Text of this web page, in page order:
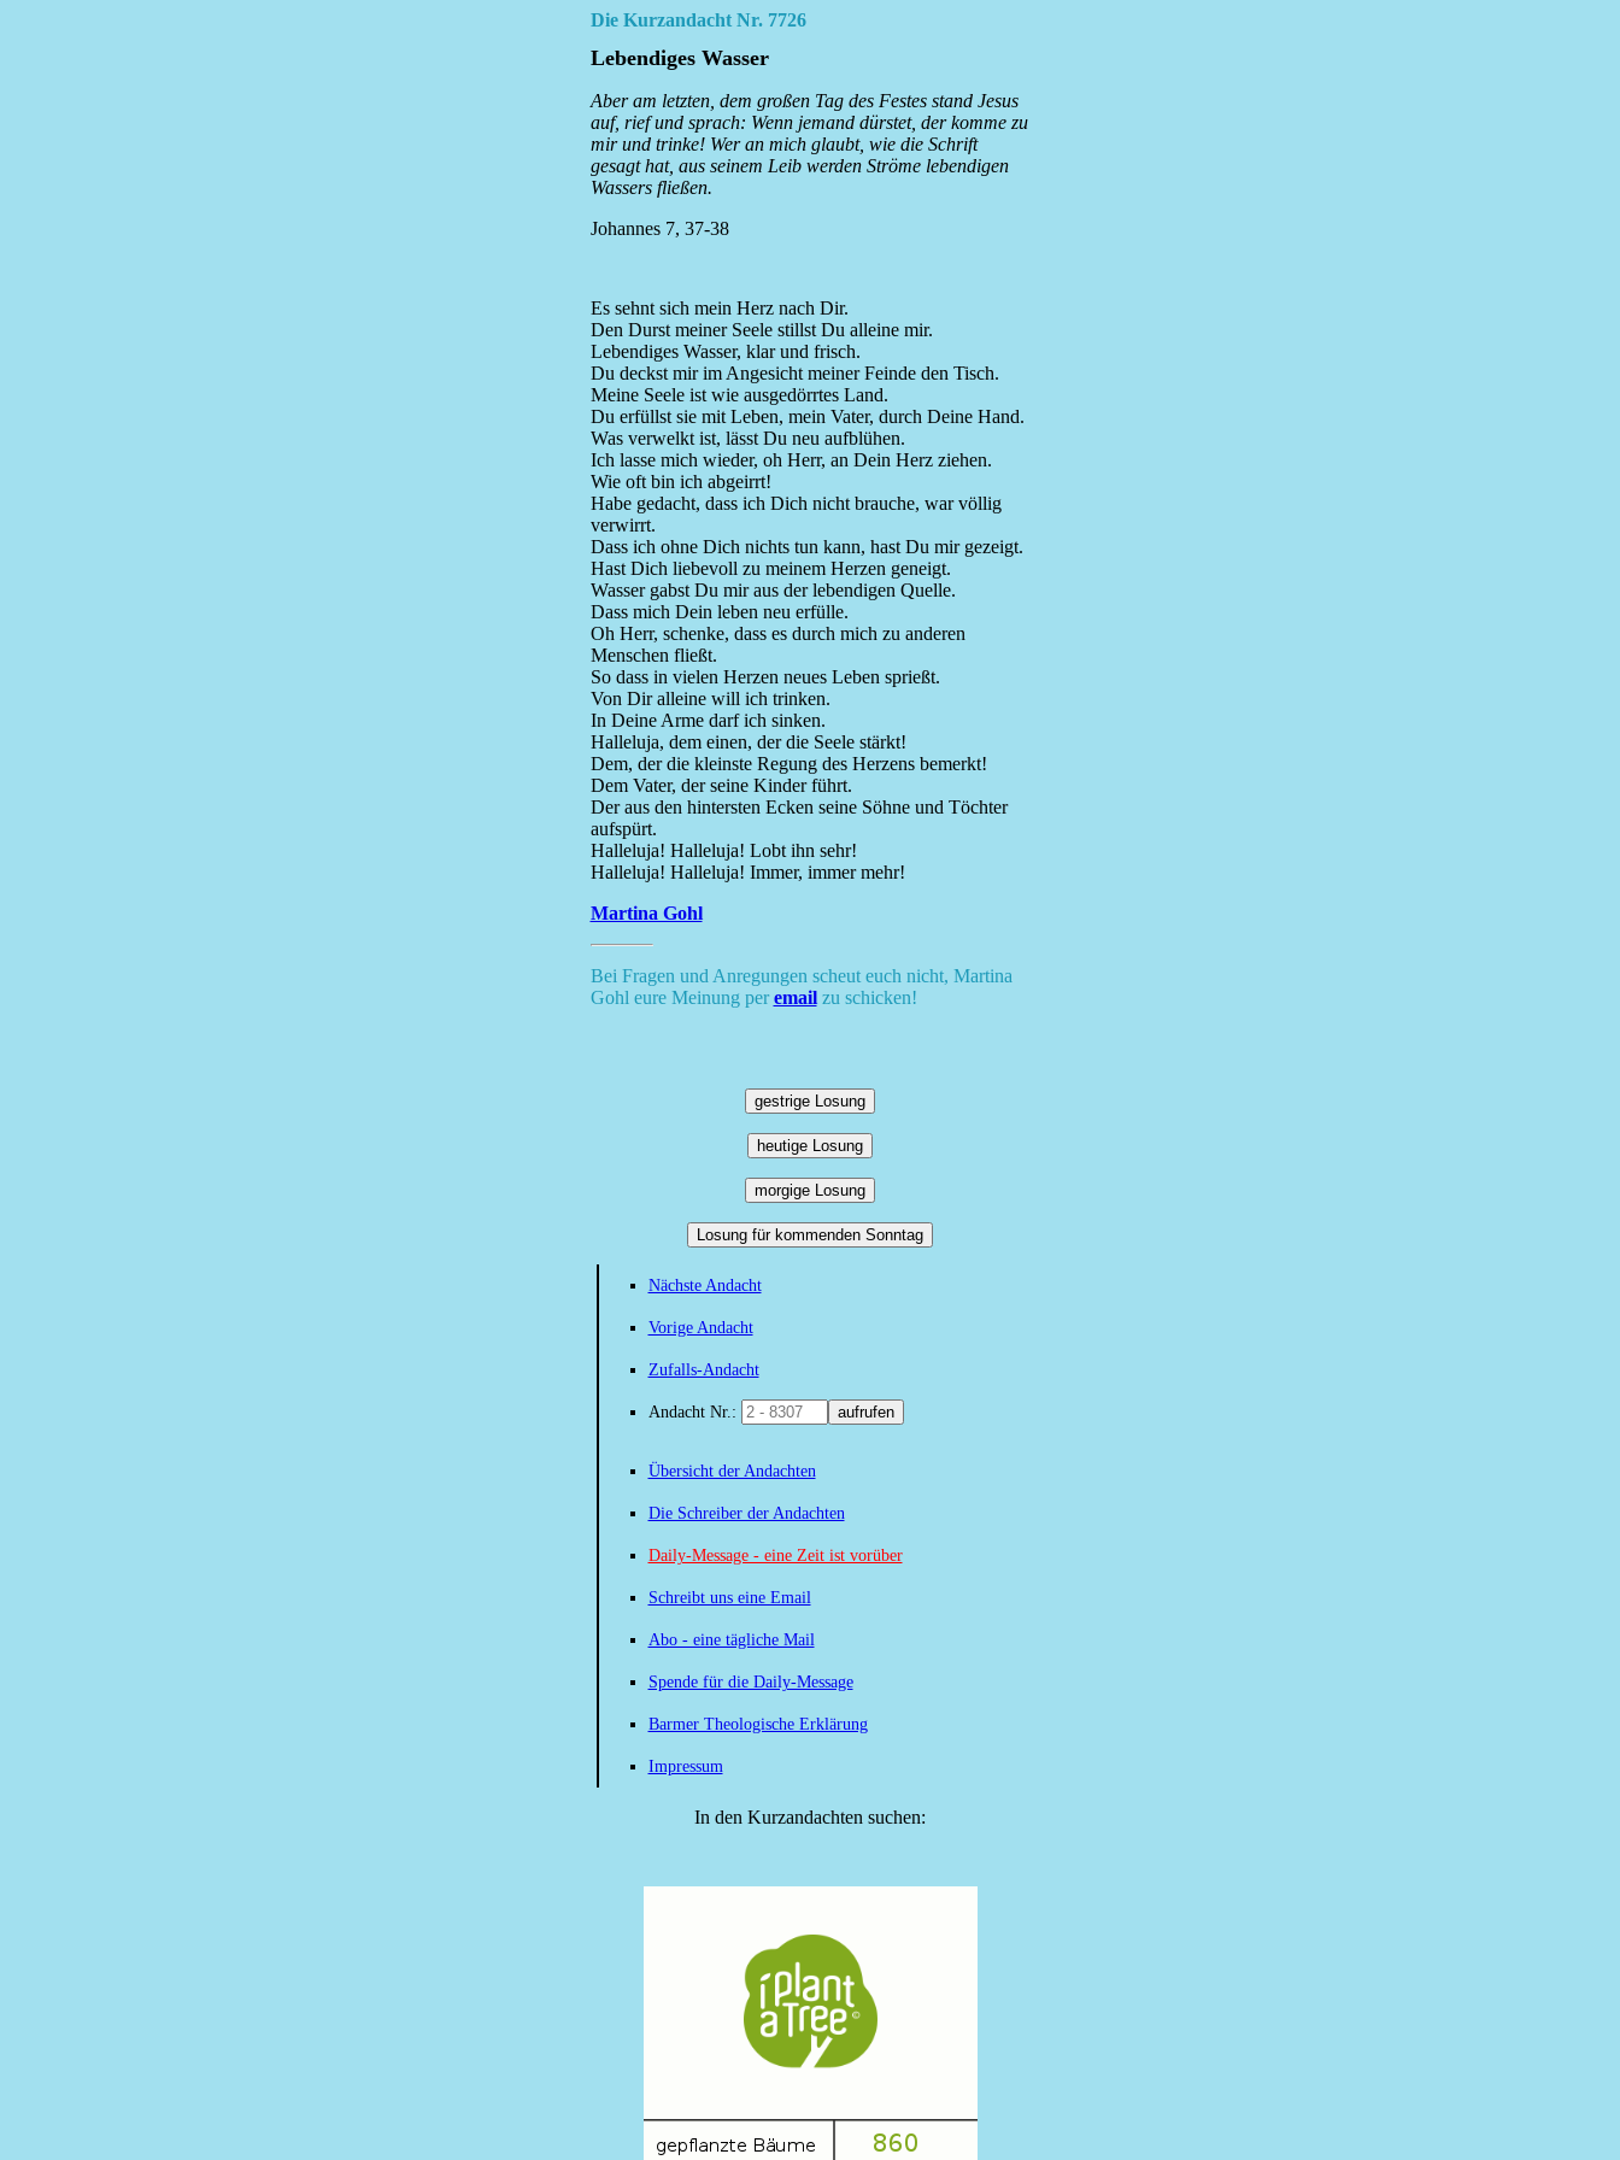
Die Kurzandacht Nr. 7726
Lebendiges Wasser
Aber am letzten, dem großen Tag des Festes stand Jesus
auf, rief und sprach: Wenn jemand dürstet, der komme zu
mir und trinke! Wer an mich glaubt, wie die Schrift
gesagt hat, aus seinem Leib werden Ströme lebendigen
Wassers fließen.
Johannes 7, 37-38
Es sehnt sich mein Herz nach Dir.
Den Durst meiner Seele stillst Du alleine mir.
Lebendiges Wasser, klar und frisch.
Du deckst mir im Angesicht meiner Feinde den Tisch.
Meine Seele ist wie ausgedörrtes Land.
Du erfüllst sie mit Leben, mein Vater, durch Deine Hand.
Was verwelkt ist, lässt Du neu aufblühen.
Ich lasse mich wieder, oh Herr, an Dein Herz ziehen.
Wie oft bin ich abgeirrt!
Habe gedacht, dass ich Dich nicht brauche, war völlig
verwirrt.
Dass ich ohne Dich nichts tun kann, hast Du mir gezeigt.
Hast Dich liebevoll zu meinem Herzen geneigt.
Wasser gabst Du mir aus der lebendigen Quelle.
Dass mich Dein leben neu erfülle.
Oh Herr, schenke, dass es durch mich zu anderen
Menschen fließt.
So dass in vielen Herzen neues Leben sprießt.
Von Dir alleine will ich trinken.
In Deine Arme darf ich sinken.
Halleluja, dem einen, der die Seele stärkt!
Dem, der die kleinste Regung des Herzens bemerkt!
Dem Vater, der seine Kinder führt.
Der aus den hintersten Ecken seine Söhne und Töchter
aufspürt.
Halleluja! Halleluja! Lobt ihn sehr!
Halleluja! Halleluja! Immer, immer mehr!
Martina Gohl
Bei Fragen und Anregungen scheut euch nicht, Martina
Gohl eure Meinung peremailzu schicken!
gestrige Losung
heutige Losung
morgige Losung
Losung für kommenden Sonntag
Nächste Andacht
Vorige Andacht
Zufalls-Andacht
Andacht Nr.: aufrufen
Übersicht der Andachten
Die Schreiber der Andachten
Daily-Message - eine Zeit ist vorüber
Schreibt uns eine Email
Abo - eine tägliche Mail
Spende für die Daily-Message
Barmer Theologische Erklärung
Impressum
In den Kurzandachten suchen: